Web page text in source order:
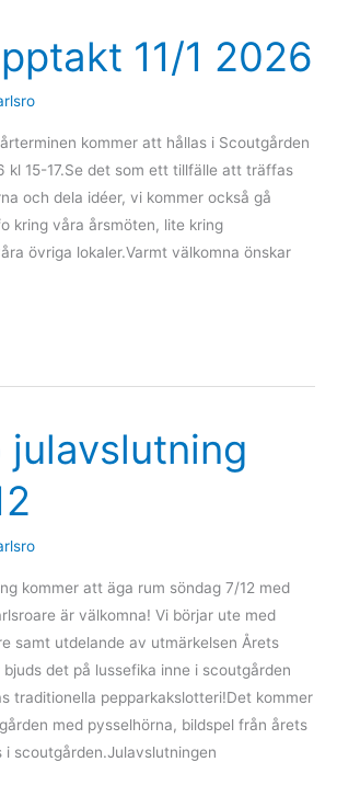
11/1 2026
kommer att hållas i Scoutgården
kl 15-17.Se det som ett tillfälle att träffas
och dela idéer, vi kommer också gå
kring våra årsmöten, lite kring
övriga lokaler.Varmt välkomna önskar
julavslutning
kommer att äga rum söndag 7/12 med
är välkomna! Vi börjar ute med
samt utdelande av utmärkelsen Årets
det på lussefika inne i scoutgården
traditionella pepparkakslotteri!Det kommer
med pysselhörna, bildspel från årets
i scoutgården.Julavslutningen